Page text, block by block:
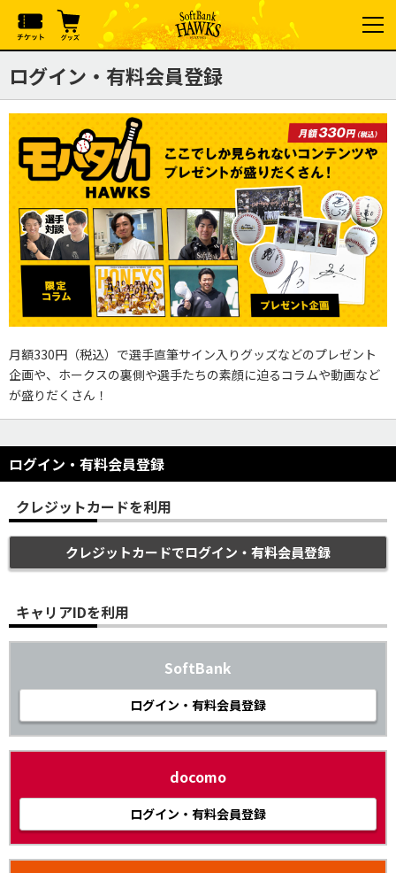
ログイン・有料会員登録
月額330円（税込）で選手直筆サイン入りグッズなどのプレゼント
企画や、ホークスの裏側や選手たちの素顔に迫るコラムや動画など
が盛りだくさん！
ログイン・有料会員登録
クレジットカードを利用
クレジットカードでログイン・有料会員登録
キャリアIDを利用
SoftBank
ログイン・有料会員登録
docomo
ログイン・有料会員登録